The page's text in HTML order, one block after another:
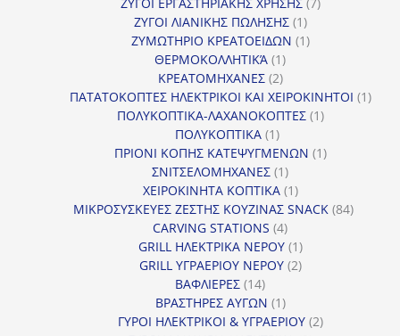
ΖΥΓΟΙ ΕΡΓΑΣΤΗΡΙΑΚΗΣ ΧΡΗΣΗΣ 7
ΖΥΓΟΙ ΛΙΑΝΙΚΗΣ ΠΩΛΗΣΗΣ 11
προϊόν
ΖΥΜΩΤΗΡΙΟ ΚΡΕΑΤΟΕΙΔΩΝ 11
ΘΕΡΜΟΚΟΛΛΗΤΙΚΆ 11
προϊόν
ΚΡΕΑΤΟΜΗΧΑΝΕΣ 22
προϊόντα
ΠΑΤΑΤΟΚΟΠΤΕΣ ΗΛΕΚΤΡΙΚΟΙ ΚΑΙ ΧΕΙΡΟΚΙΝΗΤΟΙ 11
ΠΟΛΥΚΟΠΤΙΚΑ-ΛΑΧΑΝΟΚΟΠΤΕΣ 11
ΠΟΛΥΚΟΠΤΙΚΑ 11
προϊόν
ΠΡΙΟΝΙ ΚΟΠΗΣ ΚΑΤΕΨΥΓΜΕΝΩΝ 11
ΣΝΙΤΣΕΛΟΜΗΧΑΝΕΣ 11
προϊόν
ΧΕΙΡΟΚΙΝΗΤΑ ΚΟΠΤΙΚΑ 11
προϊόν
ΜΙΚΡΟΣΥΣΚΕΥΕΣ ΖΕΣΤΗΣ ΚΟΥΖΙΝΑΣ SNACK 8484
CARVING STATIONS 44
προϊόντα
GRILL ΗΛΕΚΤΡΙΚΑ ΝΕΡΟΥ 11
προϊόν
GRILL ΥΓΡΑΕΡΙΟΥ ΝΕΡΟΥ 22
ΒΑΦΛΙΕΡΕΣ 1414
προϊόντα
ΒΡΑΣΤΗΡΕΣ ΑΥΓΩΝ 11
προϊόν
ΓΥΡΟΙ ΗΛΕΚΤΡΙΚΟΙ & ΥΓΡΑΕΡΙΟΥ 22